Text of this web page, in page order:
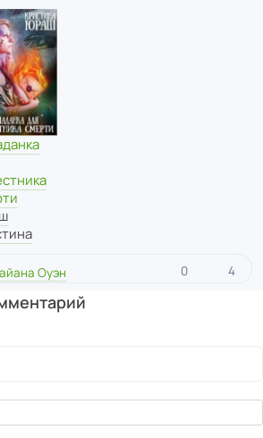
Оуэн 0 4